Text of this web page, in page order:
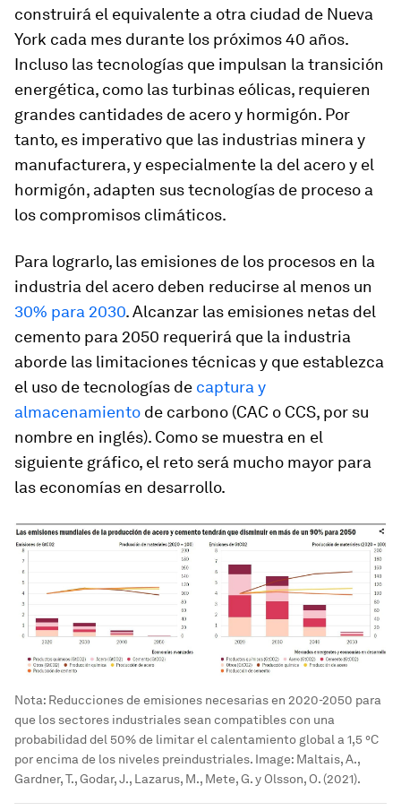
construirá el equivalente a otra ciudad de Nueva
York cada mes durante los próximos 40 años.
Incluso las tecnologías que impulsan la transición
energética, como las turbinas eólicas, requieren
grandes cantidades de acero y hormigón. Por
tanto, es imperativo que las industrias minera y
manufacturera, y especialmente la del acero y el
hormigón, adapten sus tecnologías de proceso a
los compromisos climáticos.
Para lograrlo, las emisiones de los procesos en la
industria del acero deben reducirse al menos un
30% para 2030. Alcanzar las emisiones netas del
cemento para 2050 requerirá que la industria
aborde las limitaciones técnicas y que establezca
el uso de tecnologías de captura y
almacenamiento de carbono (CAC o CCS, por su
nombre en inglés). Como se muestra en el
siguiente gráfico, el reto será mucho mayor para
las economías en desarrollo.
Nota: Reducciones de emisiones necesarias en 2020-2050 para
que los sectores industriales sean compatibles con una
probabilidad del 50% de limitar el calentamiento global a 1,5 °C
por encima de los niveles preindustriales. Image: Maltais, A.,
Gardner, T., Godar, J., Lazarus, M., Mete, G. y Olsson, O. (2021).